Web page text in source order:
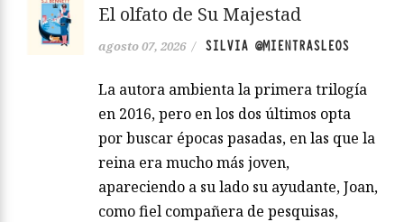
El olfato de Su Majestad
agosto 07, 2026 / SILVIA @MIENTRASLEOS
La autora ambienta la primera trilogía
en 2016, pero en los dos últimos opta
por buscar épocas pasadas, en las que la
reina era mucho más joven,
apareciendo a su lado su ayudante, Joan,
como fiel compañera de pesquisas,